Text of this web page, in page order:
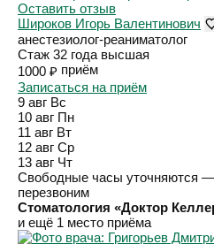
Оставить отзыв
Широков Игорь Валентинович
анестезиолог-реаниматолог
Стаж 32 года высшая
1000 ₽ приём
Записаться на приём
9 авг Вс
10 авг Пн
11 авг Вт
12 авг Ср
13 авг Чт
Свободные часы уточняются —
перезвоним
Стоматология «Доктор
и ещё 1 место приёма